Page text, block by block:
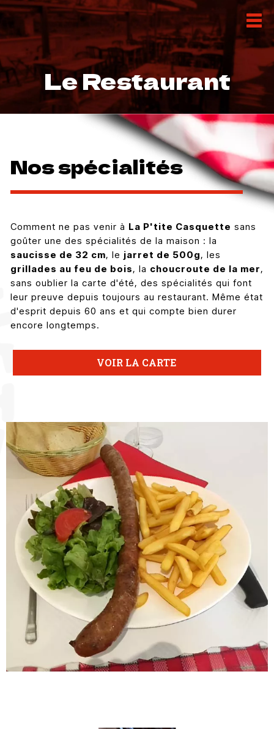
Le Restaurant
Nos spécialités
Comment ne pas venir à La P'tite Casquette sans
goûter une des spécialités de la maison : la
saucisse de 32 cm, le jarret de 500g, les
grillades au feu de bois, la choucroute de la mer,
sans oublier la carte d'été, des spécialités qui font
leur preuve depuis toujours au restaurant. Même état
d'esprit depuis 60 ans et qui compte bien durer
encore longtemps.
VOIR LA CARTE